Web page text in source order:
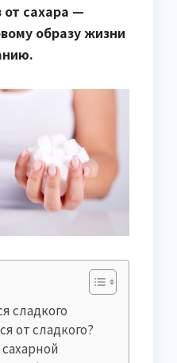
от сахара —
образу жизни
сладкого
от сладкого?